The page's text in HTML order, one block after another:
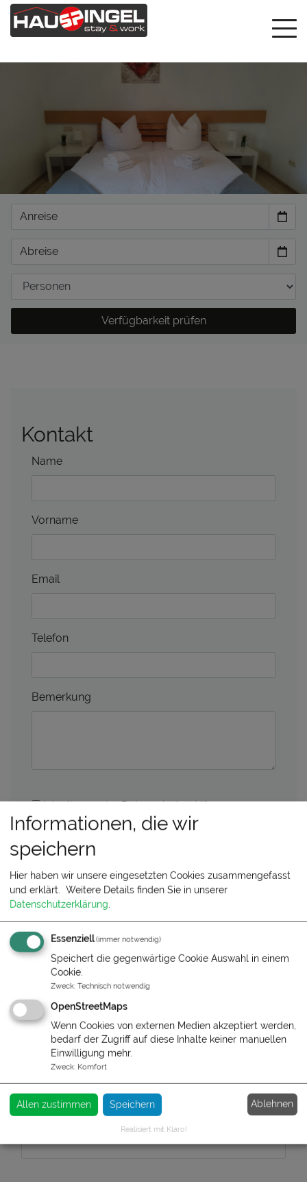
Verfügbarkeit prüfen
Kontakt
Name
Vorname
Email
Telefon
Bemerkung
Ich stimme derDatenschutzerklärungzu
Zimmervermietung - "Haus Pingel"
Stefan Pingel
Telefon:+491716978814
Schreiben Sie uns:
zum Kontaktformular
Postanschrift:
Adam-Riese Straße 6
38518 Gifhorn
Informationen, die wir
speichern
Hier haben wir unsere eingesetzten Cookies zusammengefasst
und erklärt. Weitere Details finden Sie in unserer
Datenschutzerklärung.
Essenziell(immer notwendig)
Speichert die gegenwärtige Cookie Auswahl in einem
Cookie.
Zweck: Technisch notwendig
OpenStreetMaps
Wenn Cookies von externen Medien akzeptiert werden,
bedarf der Zugriff auf diese Inhalte keiner manuellen
Einwilligung mehr.
Zweck: Komfort
Allen zustimmen Speichern Ablehnen
Realisiert mit Klaro!